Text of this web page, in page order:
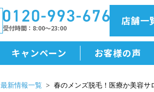
受付時間 8:00～23:00
店舗一
キャンペーン お客様の声
最新情報一覧 春のメンズ脱毛！医療か美容サ